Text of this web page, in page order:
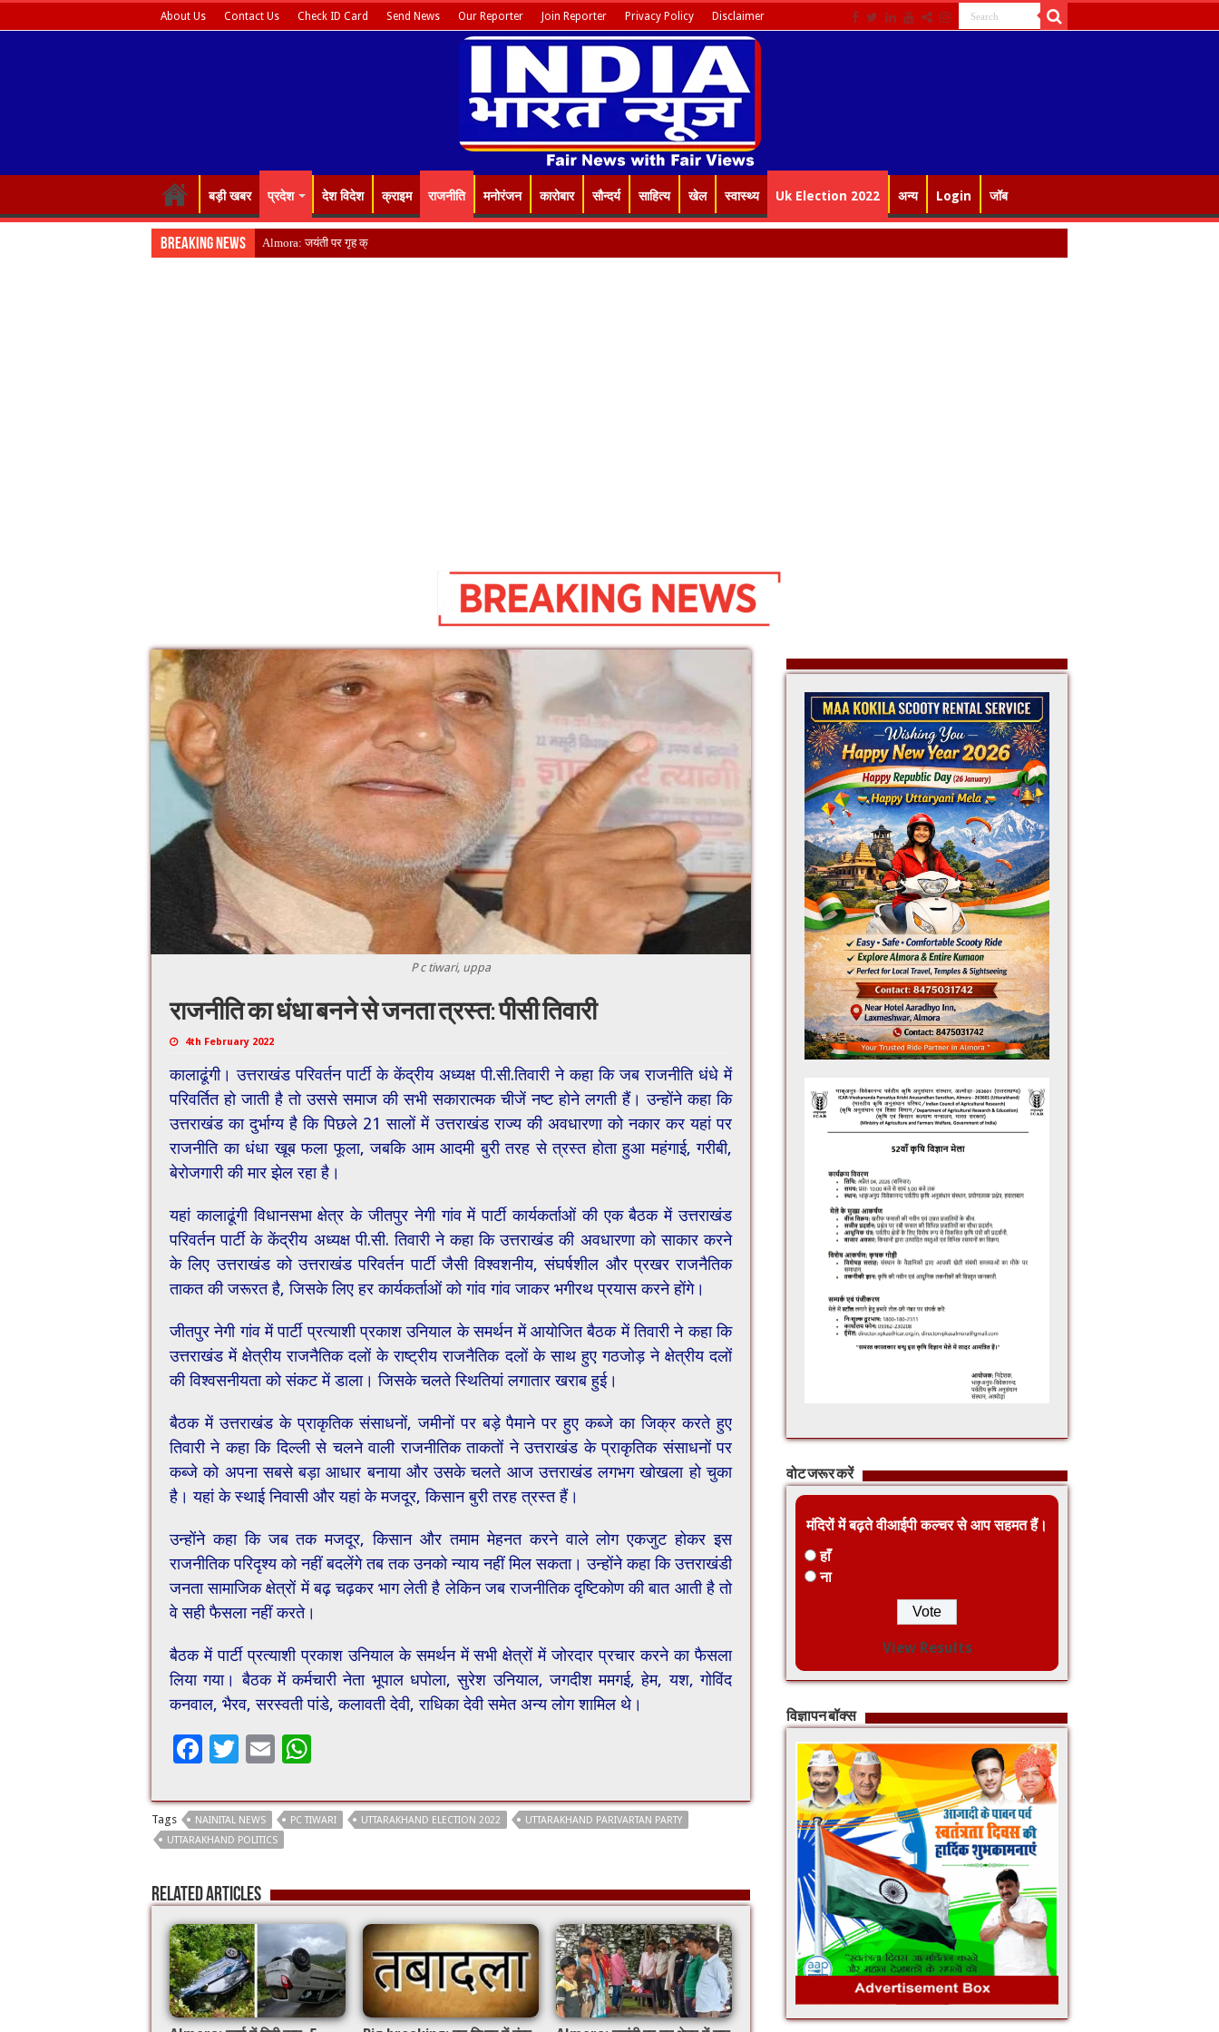
About Us Contact Us Check ID Card Send News Our Reporter Join Reporter Privacy Policy Disclaimer
बड़ी खबर प्रदेश देश विदेश क्राइम राजनीति मनोरंजन कारोबार सौन्दर्य साहित्य खेल स्वास्थ्य Uk Election 2022 अन्य Login जॉब
Breaking News Almora: जयंती पर गृह क्षेत्र में याद किये गए जन
P c tiwari, uppa
राजनीति का धंधा बनने से जनता त्रस्त: पीसी तिवारी
4th February 2022
कालाढूंगी। उत्तराखंड परिवर्तन पार्टी के केंद्रीय अध्यक्ष पी.सी.तिवारी ने कहा कि जब राजनीति धंधे में
परिवर्तित हो जाती है तो उससे समाज की सभी सकारात्मक चीजें नष्ट होने लगती हैं। उन्होंने कहा कि
उत्तराखंड का दुर्भाग्य है कि पिछले 21 सालों में उत्तराखंड राज्य की अवधारणा को नकार कर यहां पर
राजनीति का धंधा खूब फला फूला, जबकि आम आदमी बुरी तरह से त्रस्त होता हुआ महंगाई, गरीबी,
बेरोजगारी की मार झेल रहा है।
यहां कालाढूंगी विधानसभा क्षेत्र के जीतपुर नेगी गांव में पार्टी कार्यकर्ताओं की एक बैठक में उत्तराखंड
परिवर्तन पार्टी के केंद्रीय अध्यक्ष पी.सी. तिवारी ने कहा कि उत्तराखंड की अवधारणा को साकार करने
के लिए उत्तराखंड को उत्तराखंड परिवर्तन पार्टी जैसी विश्वशनीय, संघर्षशील और प्रखर राजनैतिक
ताकत की जरूरत है, जिसके लिए हर कार्यकर्ताओं को गांव गांव जाकर भगीरथ प्रयास करने होंगे।
जीतपुर नेगी गांव में पार्टी प्रत्याशी प्रकाश उनियाल के समर्थन में आयोजित बैठक में तिवारी ने कहा कि
उत्तराखंड में क्षेत्रीय राजनैतिक दलों के राष्ट्रीय राजनैतिक दलों के साथ हुए गठजोड़ ने क्षेत्रीय दलों
की विश्वसनीयता को संकट में डाला। जिसके चलते स्थितियां लगातार खराब हुई।
बैठक में उत्तराखंड के प्राकृतिक संसाधनों, जमीनों पर बड़े पैमाने पर हुए कब्जे का जिक्र करते हुए
तिवारी ने कहा कि दिल्ली से चलने वाली राजनीतिक ताकतों ने उत्तराखंड के प्राकृतिक संसाधनों पर
कब्जे को अपना सबसे बड़ा आधार बनाया और उसके चलते आज उत्तराखंड लगभग खोखला हो चुका
है। यहां के स्थाई निवासी और यहां के मजदूर, किसान बुरी तरह त्रस्त हैं।
उन्होंने कहा कि जब तक मजदूर, किसान और तमाम मेहनत करने वाले लोग एकजुट होकर इस
राजनीतिक परिदृश्य को नहीं बदलेंगे तब तक उनको न्याय नहीं मिल सकता। उन्होंने कहा कि उत्तराखंडी
जनता सामाजिक क्षेत्रों में बढ़ चढ़कर भाग लेती है लेकिन जब राजनीतिक दृष्टिकोण की बात आती है तो
वे सही फैसला नहीं करते।
बैठक में पार्टी प्रत्याशी प्रकाश उनियाल के समर्थन में सभी क्षेत्रों में जोरदार प्रचार करने का फैसला
लिया गया। बैठक में कर्मचारी नेता भूपाल धपोला, सुरेश उनियाल, जगदीश ममगई, हेम, यश, गोविंद
कनवाल, भैरव, सरस्वती पांडे, कलावती देवी, राधिका देवी समेत अन्य लोग शामिल थे।
F
e
b
o
k
T
tt
er
E
ai
l
at
sA
p
Tags NAINITAL NEWS PC TIWARI UTTARAKHAND ELECTION 2022
UTTARAKHAND PARIVARTAN PARTY
UTTARAKHAND POLITICS
Related Articles
वोट जरूर करें
मंदिरों में बढ़ते वीआईपी कल्चर से आप सहमत हैं।
हाँ
ना
View Results
विज्ञापन बॉक्स